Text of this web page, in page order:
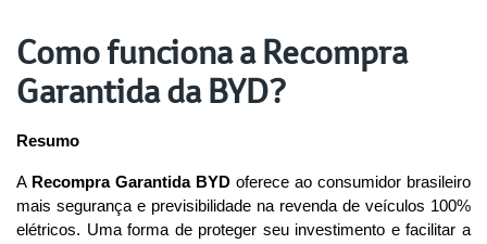
Como funciona a Recompra
Garantida da BYD?
Resumo
A Recompra Garantida BYD oferece ao consumidor brasileiro
mais segurança e previsibilidade na revenda de veículos 100%
elétricos. Uma forma de proteger seu investimento e facilitar a